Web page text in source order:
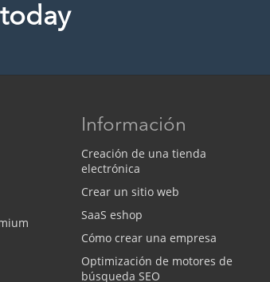
Información
Creación de una tienda
electrónica
Crear un sitio web
SaaS eshop
Cómo crear una empresa
Optimización de motores de
búsqueda SEO